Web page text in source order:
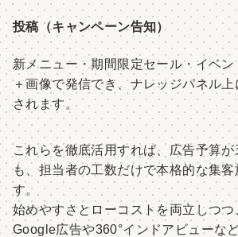
投稿（キャンペーン告知）
新メニュー・期間限定セール・イベ
＋画像で発信でき、ナレッジパネル
されます。
これらを徹底活用すれば、広告予算
も、担当者の工数だけで本格的な集客
す。
始めやすさとローコストを両立しつつ
Google広告や360°インドアビューな